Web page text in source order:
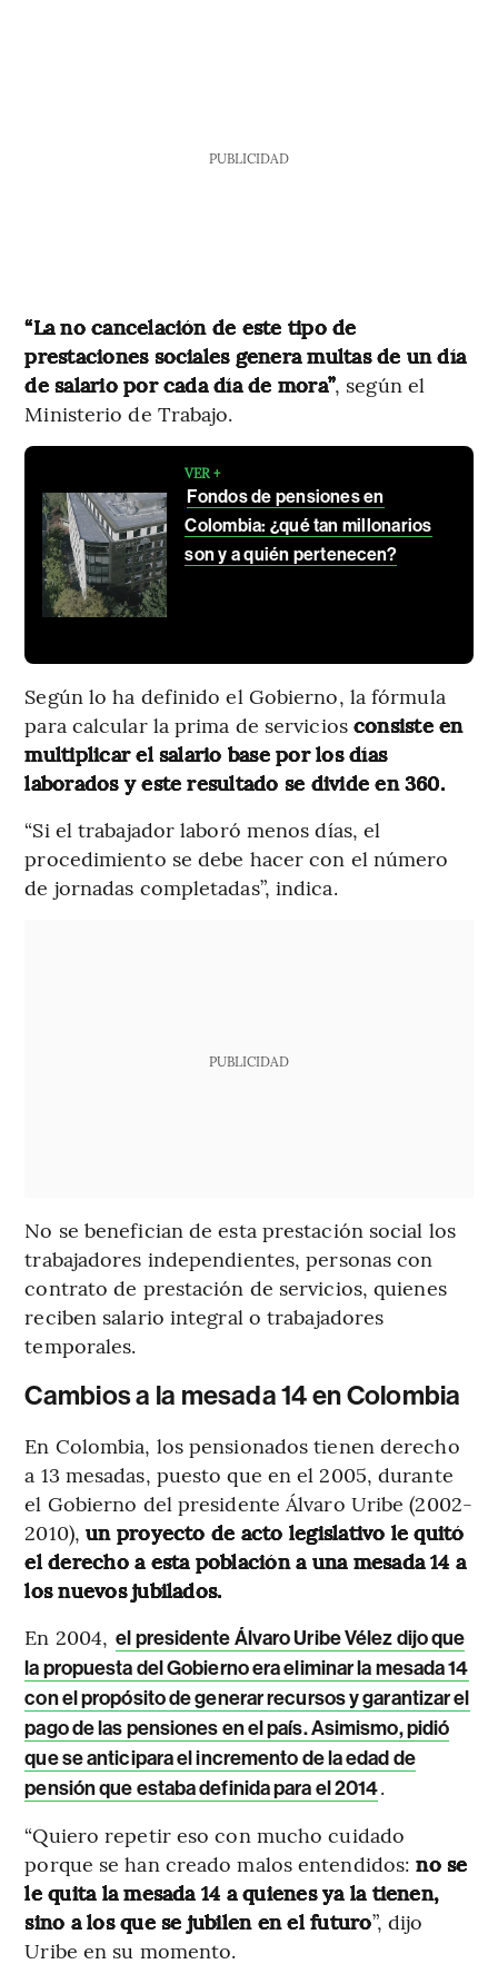
PUBLICIDAD
“La no cancelación de este tipo de
prestaciones sociales genera multas de un día
de salario por cada día de mora”, según el
Ministerio de Trabajo.
VER +
Fondos de pensiones en
Colombia: ¿qué tan millonarios
son y a quién pertenecen?
Según lo ha definido el Gobierno, la fórmula
para calcular la prima de servicios consiste en
multiplicar el salario base por los días
laborados y este resultado se divide en 360.
“Si el trabajador laboró menos días, el
procedimiento se debe hacer con el número
de jornadas completadas”, indica.
PUBLICIDAD
No se benefician de esta prestación social los
trabajadores independientes, personas con
contrato de prestación de servicios, quienes
reciben salario integral o trabajadores
temporales.
Cambios a la mesada 14 en Colombia
En Colombia, los pensionados tienen derecho
a 13 mesadas, puesto que en el 2005, durante
el Gobierno del presidente Álvaro Uribe (2002-
2010),un proyecto de acto legislativo le quitó
el derecho a esta población a una mesada 14 a
los nuevos jubilados.
En 2004, el presidente Álvaro Uribe Vélez dijo que
la propuesta del Gobierno era eliminar la mesada 14
con el propósito de generar recursos y garantizar el
pago de las pensiones en el país. Asimismo, pidió
que se anticipara el incremento de la edad de
pensión que estaba definida para el 2014.
“Quiero repetir eso con mucho cuidado
porque se han creado malos entendidos:no se
le quita la mesada 14 a quienes ya la tienen,
sino a los que se jubilen en el futuro”, dijo
Uribe en su momento.